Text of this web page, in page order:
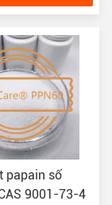
papain số
9001-73-4